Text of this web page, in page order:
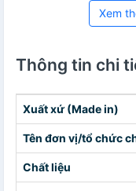
Xem
Thông tin chi
Xuất xứ (Made in)
Tên đơn vị/tổ chức
Chất liệu